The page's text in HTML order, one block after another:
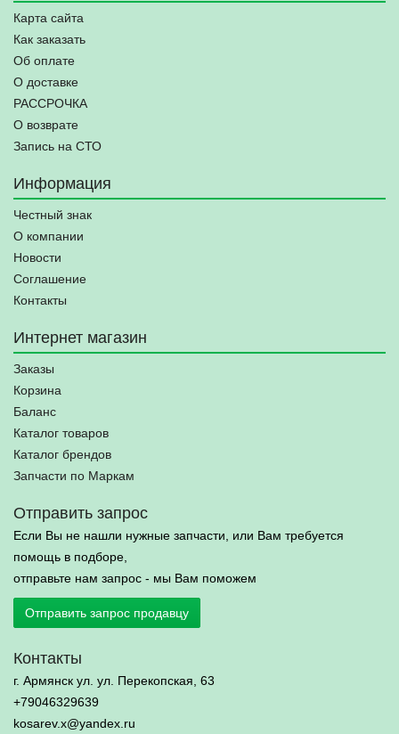
Карта сайта
Как заказать
Об оплате
О доставке
РАССРОЧКА
О возврате
Запись на СТО
Информация
Честный знак
О компании
Новости
Соглашение
Контакты
Интернет магазин
Заказы
Корзина
Баланс
Каталог товаров
Каталог брендов
Запчасти по Маркам
Отправить запрос
Если Вы не нашли нужные запчасти, или Вам требуется
помощь в подборе,
отправьте нам запрос - мы Вам поможем
Отправить запрос продавцу
Контакты
г. Армянск ул. ул. Перекопская, 63
+79046329639
kosarev.x@yandex.ru